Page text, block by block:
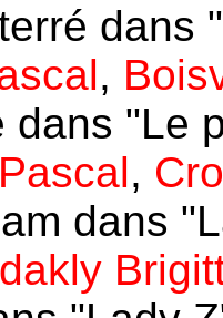
dans
,
dans "Le
,
dans